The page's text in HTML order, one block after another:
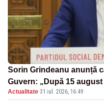
Sorin Grindeanu anunță
Guvern: „După 15
Actualitate·31 iul. 2026, 16:49